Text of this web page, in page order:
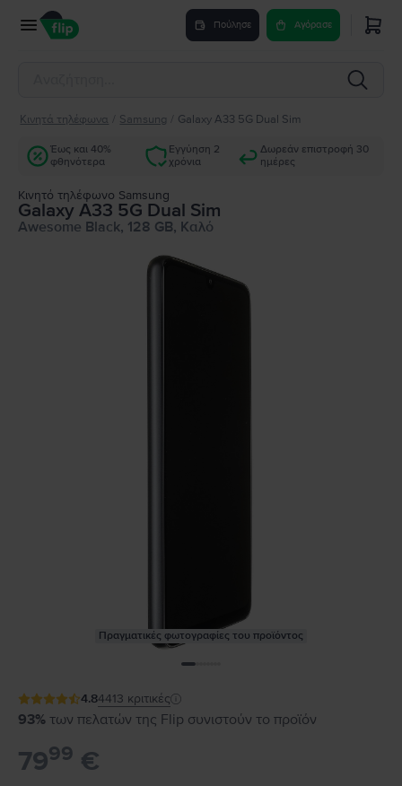
Πούλησε Αγόρασε
Κινητά τηλέφωνα Samsung Galaxy A33 5G Dual Sim
Έως και 40%
φθηνότερα
Εγγύηση 2
χρόνια
Δωρεάν επιστροφή 30
ημέρες
Κινητό τηλέφωνο Samsung
Galaxy A33 5G Dual Sim
Awesome Black, 128 GB, Καλό
Πραγματικές φωτογραφίες του προϊόντος
4.84413 κριτικές
93% των πελατών της Flip συνιστούν το προϊόν
7999 €